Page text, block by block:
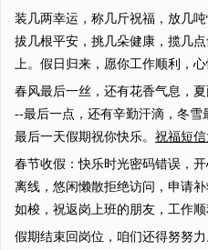
装几两幸运，称几斤祝福，放几
拔几根平安，挑几朵健康，揽几
上。假日归来，愿你工作顺利，心
春风最后一丝，还有花香气息，
--最后一点，还有辛勤汗滴，冬
最后一天假期祝你快乐。 祝福短
春节收假：快乐时光密码错误，
离线，悠闲懒散拒绝访问，申请
如梭，祝返岗上班的朋友，工作顺
假期结束回岗位，咱们还得努努